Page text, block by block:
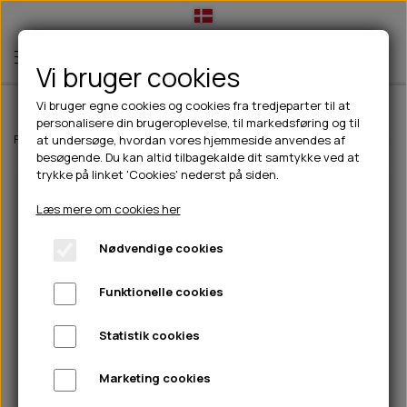
TIL HUND
💧FODER- VANDSKÅLE
CHICOPEE
GODBIDSTASKE
HALSBÅND
🦴 GODBIDDER & SNACKS
🍖 SMAGSVARIANTER
🎾 LEGETØJ
TÆNDER, ØRE, ØJE, POTER & NÆSE
🐾 UDSTYR & KOMFORT
TIL HUNDEEJER
DRIKKEFLASKER/TERMOFLASKER
HUER OG VANTER
PINEWOOD SALES
TIL KAT
TILBUD
NYHEDER
ABONNEMENT
Forside Til hunde Halsbånd, liner & seler Liner JHS Læder
Vi bruger cookies
Vi bruger egne cookies og cookies fra tredjeparter til at
personalisere din brugeroplevelse, til markedsføring og til
at undersøge, hvordan vores hjemmeside anvendes af
besøgende. Du kan altid tilbagekalde dit samtykke ved at
trykke på linket 'Cookies' nederst på siden.
Læs mere om cookies her
Nødvendige cookies
Funktionelle cookies
Statistik cookies
Marketing cookies